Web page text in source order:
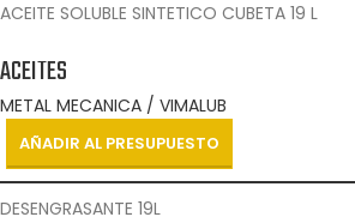
ACEITE SOLUBLE SINTETICO CUBETA 19 L
ACEITES
METAL MECANICA / VIMALUB
AÑADIR AL PRESUPUESTO
DESENGRASANTE 19L